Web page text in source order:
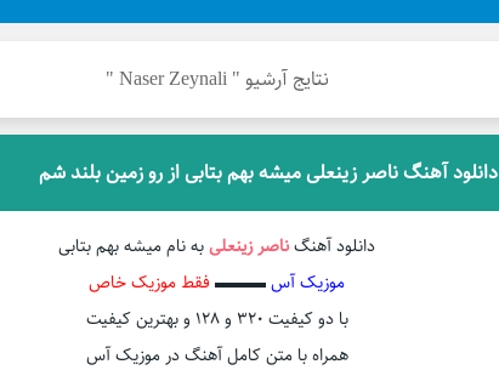
نتایج آرشیو " Naser Zeynali "
دانلود آهنگ ناصر زینعلی میشه بهم بتابی از رو زمین بلند شم
دانلود آهنگناصر زینعلیبه نام میشه بهم بتابی
موزیک آس▬▬▬ فقط موزیک خاص
با دو کیفیت ۳۲۰ و ۱۲۸ و بهترین کیفیت
همراه با متن کامل آهنگ در موزیک آس